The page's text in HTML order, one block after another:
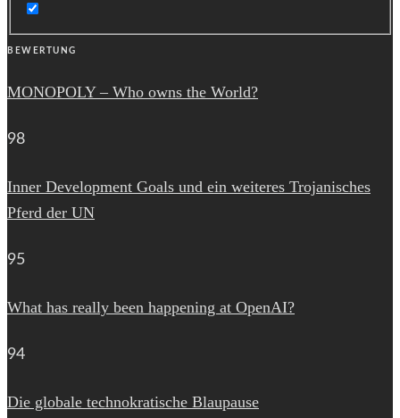
BEWERTUNG
MONOPOLY – Who owns the World?
98
Inner Development Goals und ein weiteres Trojanisches
Pferd der UN
95
What has really been happening at OpenAI?
94
Die globale technokratische Blaupause